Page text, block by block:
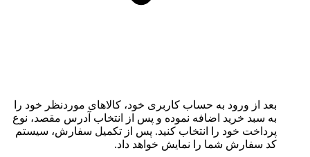
بعد از ورود به حساب کاربری خود، کالاهای موردنظر خود را
به سبد خرید اضافه نموده و پس از انتخاب آدرس مقصد، نوع
پرداخت خود را انتخاب کنید. پس از تکمیل سفارش، سیستم
کد سفارش شما را نمایش خواهد داد.